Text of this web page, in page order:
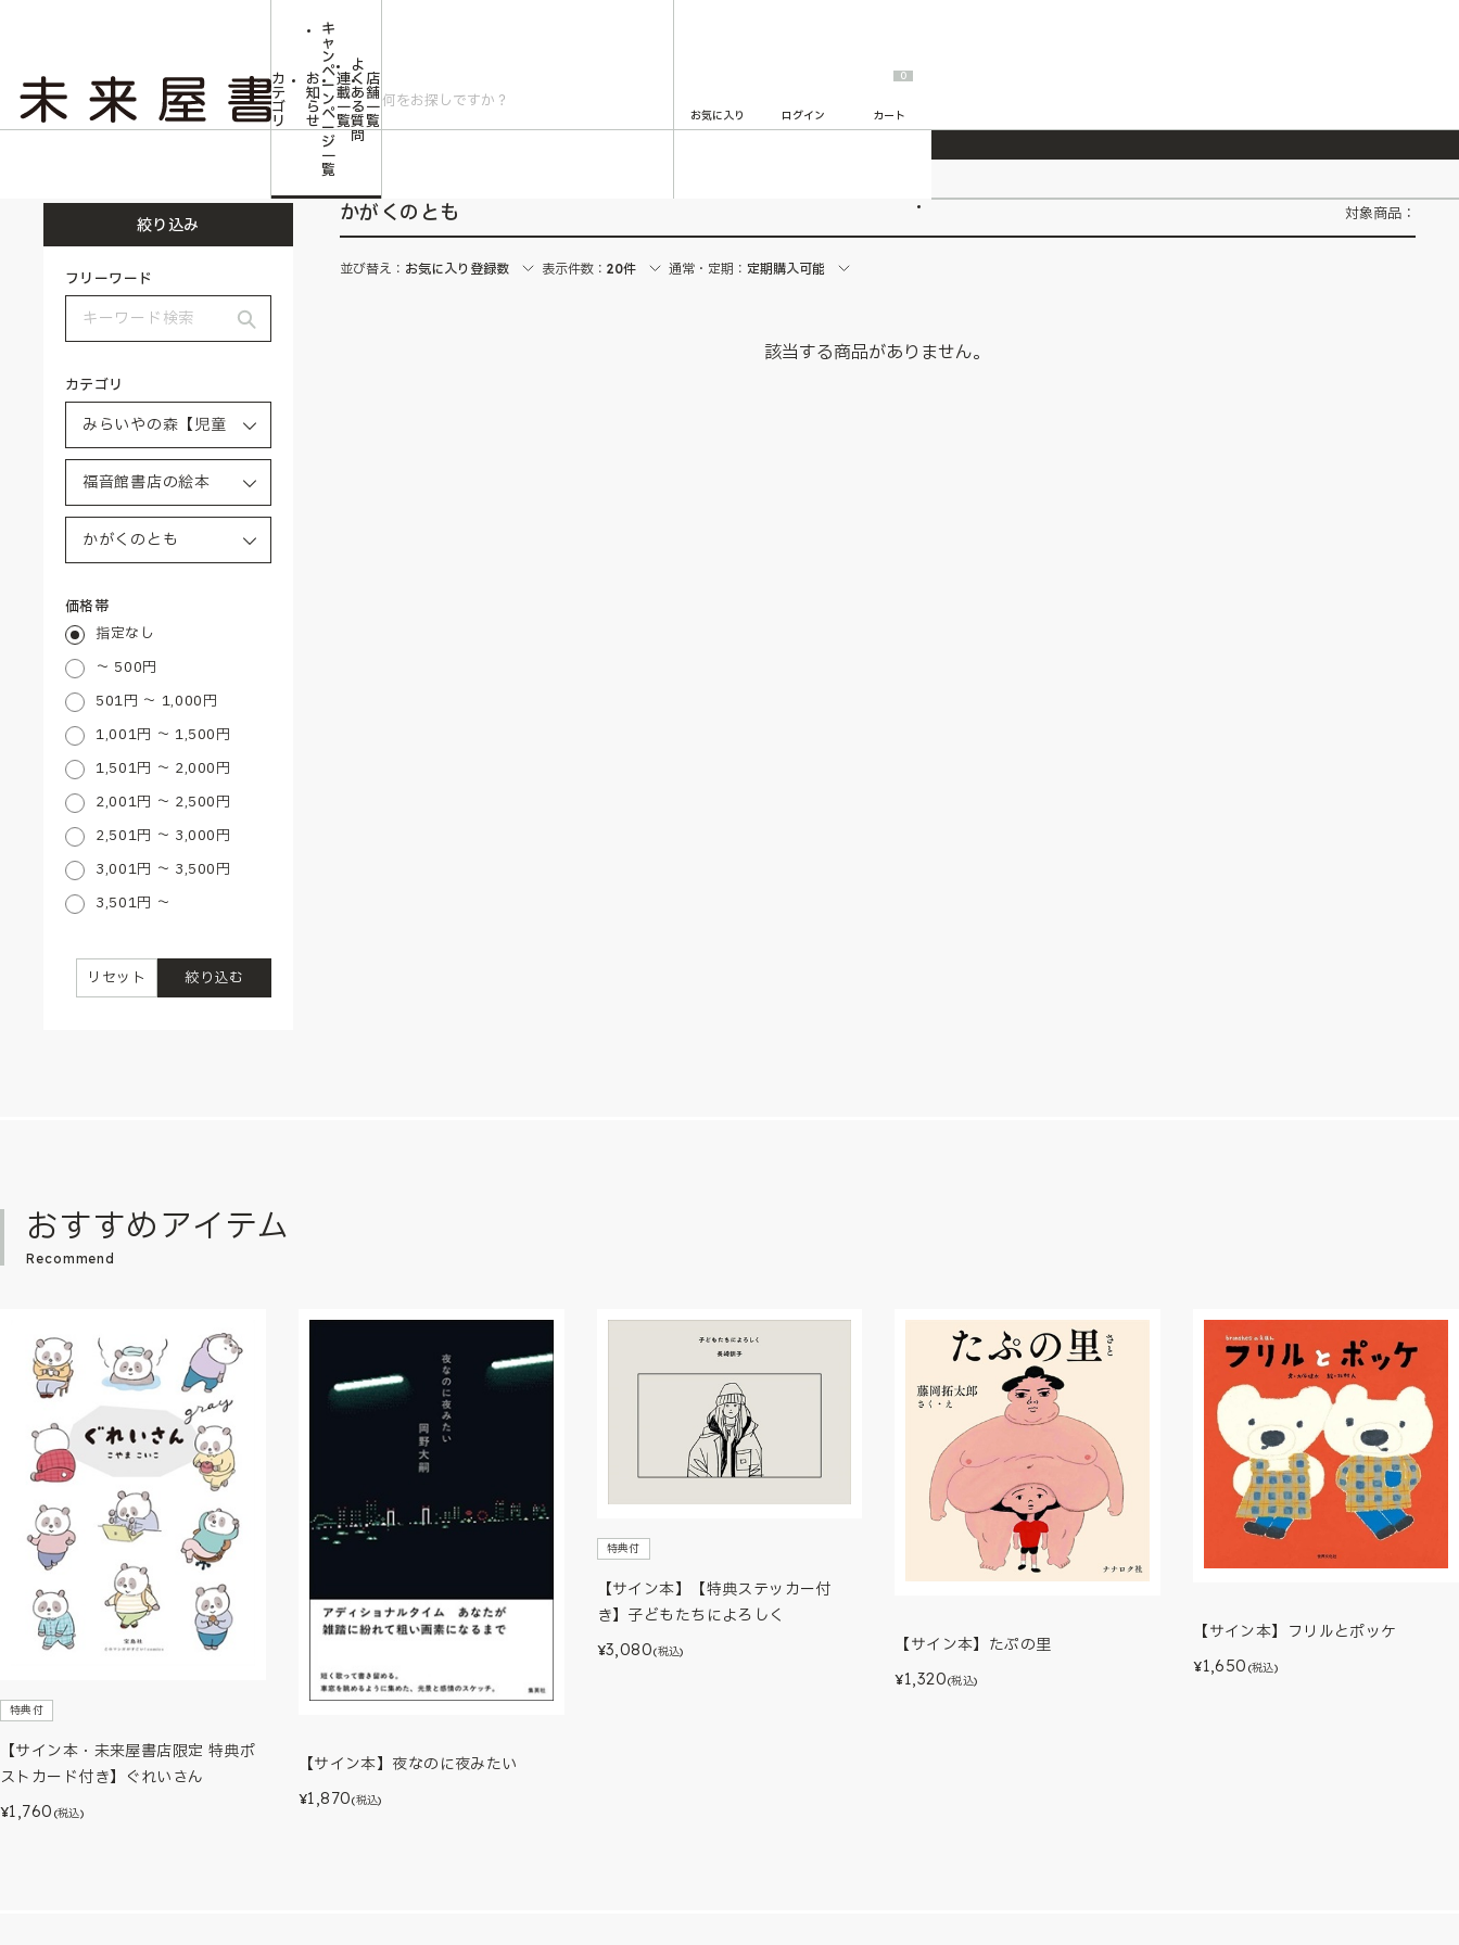
2026/7/23 『ONE PIECE magazine 021 ONE PIECEカード付き同梱版』発売延期のご案内
カ
テ
ゴ
リ
お
知
ら
せ
キ
ャ
ン
ペ
ー
ン
ペ
ー
ジ
一
覧
連
載
一
覧
よ
く
あ
る
質
問
店
舗
一
覧
お気に入り ログイン
0
カート
福音館書店の絵本
絞り込み
フリーワード
カテゴリ
価格帯
指定なし
～ 500円
501円 ～ 1,000円
1,001円 ～ 1,500円
1,501円 ～ 2,000円
2,001円 ～ 2,500円
2,501円 ～ 3,000円
3,001円 ～ 3,500円
3,501円 ～
絞り込む
リセット
かがくのとも 対象商品：
並び替え： お気に入り登録数 表示件数： 20件 通常・定期： 定期購入可能
該当する商品がありません。
おすすめアイテム
Recommend
特典付
【サイン本・未来屋書店限定 特典ポ
ストカード付き】ぐれいさん
¥1,760 (税込)
【サイン本】夜なのに夜みたい
¥1,870(税込)
特典付
【サイン本】【特典ステッカー付
き】子どもたちによろしく
¥3,080(税込) 【サイン本】たぷの里
¥1,320(税込)
【サイン本】フリルとポッケ
¥1,650 (税込)